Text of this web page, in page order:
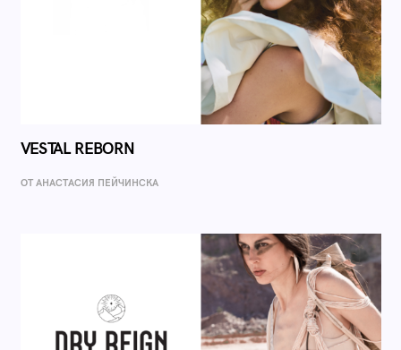
VESTAL REBORN
ОТ AНАСТАСИЯ ПЕЙЧИНСКА